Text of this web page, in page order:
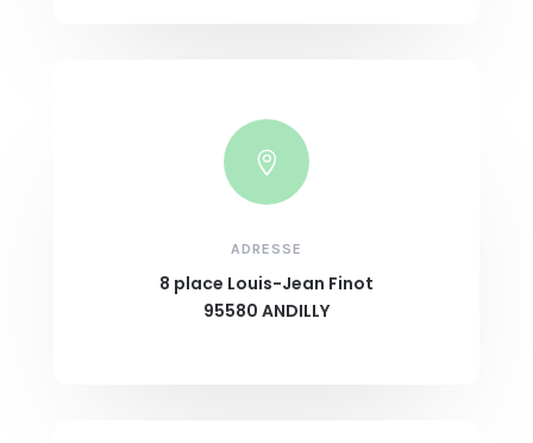

ADRESSE
8 place Louis-Jean Finot
95580 ANDILLY